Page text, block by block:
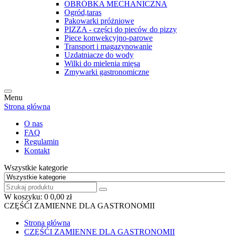
OBRÓBKA MECHANICZNA
Ogród,taras
Pakowarki próżniowe
PIZZA - części do pieców do pizzy
Piece konwekcyjno-parowe
Transport i magazynowanie
Uzdatniacze do wody
Wilki do mielenia mięsa
Zmywarki gastronomiczne
Menu
Strona główna
O nas
FAQ
Regulamin
Kontakt
Wszystkie kategorie
W koszyku: 0 0,00 zł
CZĘŚĆI ZAMIENNE DLA GASTRONOMII
Strona główna
CZĘŚĆI ZAMIENNE DLA GASTRONOMII